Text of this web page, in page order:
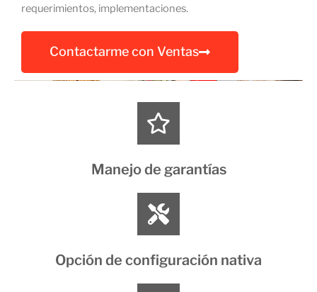
requerimientos, implementaciones.
Contactarme con Ventas
Manejo de garantías
Opción de configuración nativa